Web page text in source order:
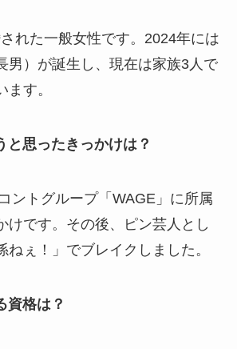
れた一般女性です。2024年には
男）が誕生し、現在は家族3人で
す。
と思ったきっかけは？
ントグループ「WAGE」に所属
けです。その後、ピン芸人とし
ねぇ！」でブレイクしました。
資格は？